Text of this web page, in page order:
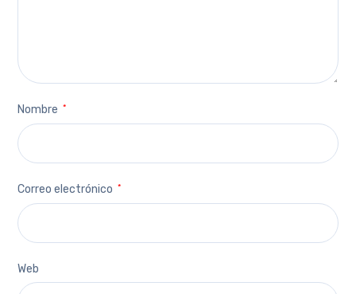
Nombre *
Correo electrónico *
Web